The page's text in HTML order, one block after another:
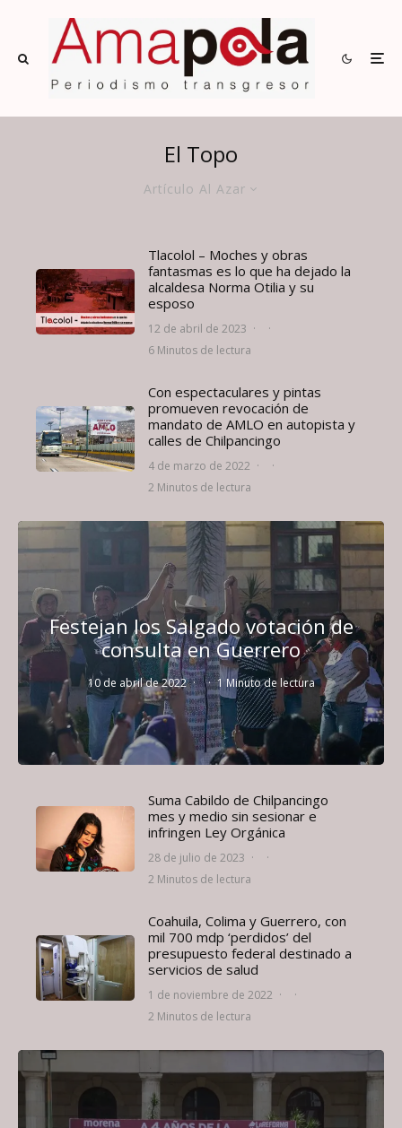
El Topo
Artículo Al Azar
Tlacolol – Moches y obras
fantasmas es lo que ha dejado la
alcaldesa Norma Otilia y su
esposo
12 de abril de 2023 ·
·
6 Minutos de lectura
Con espectaculares y pintas
promueven revocación de
mandato de AMLO en autopista y
calles de Chilpancingo
4 de marzo de 2022 ·
·
2 Minutos de lectura
Festejan los Salgado votación de
consulta en Guerrero
10 de abril de 2022 · · 1 Minuto de lectura
Suma Cabildo de Chilpancingo
mes y medio sin sesionar e
infringen Ley Orgánica
28 de julio de 2023 ·
·
2 Minutos de lectura
Coahuila, Colima y Guerrero, con
mil 700 mdp ‘perdidos’ del
presupuesto federal destinado a
servicios de salud
1 de noviembre de 2022 ·
·
2 Minutos de lectura